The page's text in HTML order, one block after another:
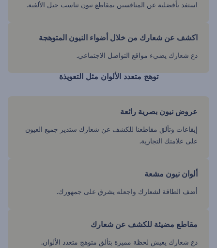
استفد بأفضلية عن المنافسين بمقاطع نيون تناسب جيل الألفية.
اكشف عن شعارك من خلال أضواء النيون المتوهجة
دع شعارك يضيء مواقع التواصل الاجتماعي.
توهج متعدد الألوان مثل التعويذة
عروض نيون بصرية رائعة
إيقاعات وتألق مقاطعنا للكشف عن شعارك ستدير جميع العيون
على علامتك التجارية.
ألوان نيون مشعة
أضف الطاقة لشعارك واجعله يشرق على جمهورك.
مقاطع مضيئة للكشف عن شعارك
دع شعارك يعيش لحظة مميزة بتألق متوهج متعدد الألوان.